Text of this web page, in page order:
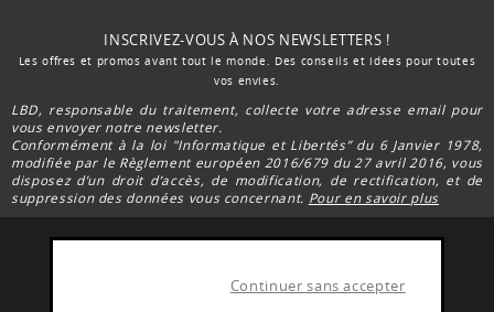
Continuer sans accepter
INSCRIVEZ-VOUS À NOS NEWSLETTERS !
Les offres et promos avant tout le monde. Des conseils et idées pour toutes
vos envies.
LBD, responsable du traitement, collecte votre adresse email pour
vous envoyer notre newsletter.
Conformément à la loi "Informatique et Libertés” du 6 Janvier 1978,
modifiée par le Règlement européen 2016/679 du 27 avril 2016, vous
disposez d’un droit d’accès, de modification, de rectification, et de
suppression des données vous concernant. Pour en savoir plus
FACEBOOK DARTY